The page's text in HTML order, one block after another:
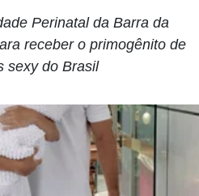
Perinatal da Barra da
receber o primogênito de
sexy do Brasil